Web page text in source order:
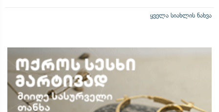
ყველა სიახლის ნახვა